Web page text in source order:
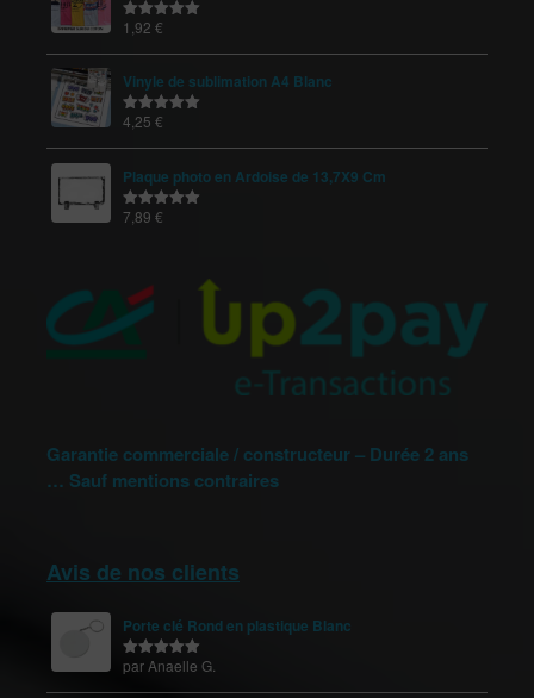
Note5.00
1,92 €
Vinyle de sublimation A4 Blanc
Note5.00
4,25 €
Plaque photo en Ardoise de 13,7X9 Cm
Note5.00
7,89 €
Garantie commerciale / constructeur – Durée 2 ans
… Sauf mentions contraires
Avis de nos clients
Porte clé Rond en plastique Blanc
Note5sur
par Anaelle G.